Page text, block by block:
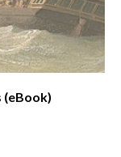
(eBook)